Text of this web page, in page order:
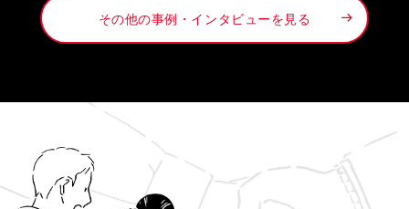
その他の事例・インタビューを見る